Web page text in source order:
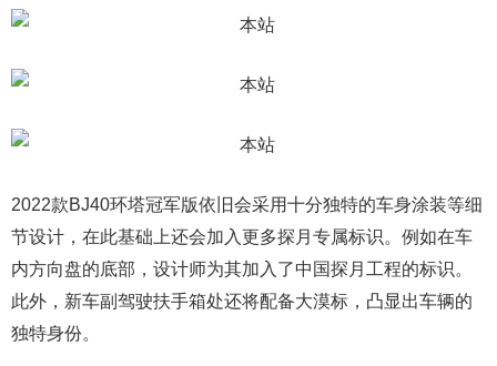
2022款BJ40环塔冠军版依旧会采用十分独特的车身涂装等细
节设计，在此基础上还会加入更多探月专属标识。例如在车
内方向盘的底部，设计师为其加入了中国探月工程的标识。
此外，新车副驾驶扶手箱处还将配备大漠标，凸显出车辆的
独特身份。